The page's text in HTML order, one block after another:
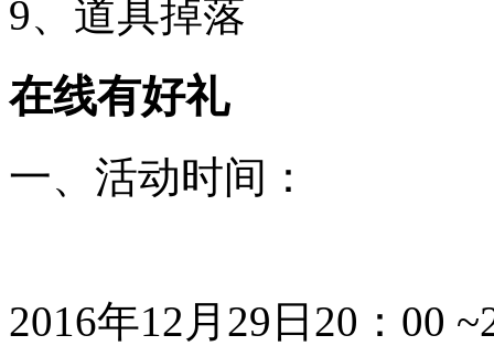
9、道具掉落
在线有好礼
一、活动时间：
2016年12月29日20：00